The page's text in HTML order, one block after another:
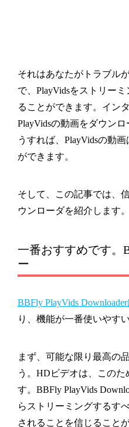
それはあなたがトラブル
で、PlayVidsをストリー
ることができます。イン
PlayVidsの動画をダウン
うすれば、PlayVidsの動
ができます。
そして、この記事では、
ウンローダを紹介します。
一番おすすめです。
ー
BBFly PlayVids Downloader
り、機能が一番使いやす
まず、可能な限り最高の
う。HDビデオは、この
す。BBFly PlayVids
らストリーミングするす
されることを信じること